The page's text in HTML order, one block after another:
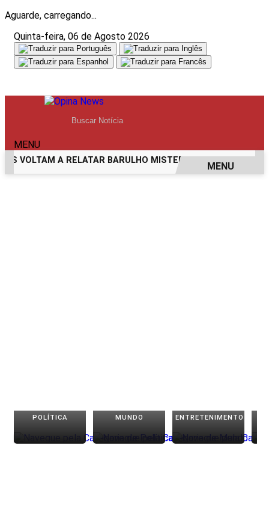
Aguarde, carregando...
Quinta-feira, 06 de Agosto 2026
MENU
A RELATAR BARULHO MISTERIOSO VINDO DO MAR
MENU
POLÍTICA MUNDO ENTRETENIMENTO